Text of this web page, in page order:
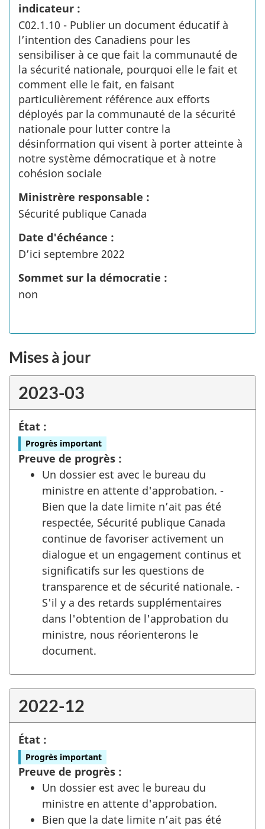
indicateur :
C02.1.10 - Publier un document éducatif à
l’intention des Canadiens pour les
sensibiliser à ce que fait la communauté de
la sécurité nationale, pourquoi elle le fait et
comment elle le fait, en faisant
particulièrement référence aux efforts
déployés par la communauté de la sécurité
nationale pour lutter contre la
désinformation qui visent à porter atteinte à
notre système démocratique et à notre
cohésion sociale
Ministrère responsable :
Sécurité publique Canada
Date d'échéance :
D’ici septembre 2022
Sommet sur la démocratie :
non
Mises à jour
2023-03
État :
Progrès important
Preuve de progrès :
Un dossier est avec le bureau du
ministre en attente d'approbation. -
Bien que la date limite n’ait pas été
respectée, Sécurité publique Canada
continue de favoriser activement un
dialogue et un engagement continus et
significatifs sur les questions de
transparence et de sécurité nationale. -
S'il y a des retards supplémentaires
dans l'obtention de l'approbation du
ministre, nous réorienterons le
document.
2022-12
État :
Progrès important
Preuve de progrès :
Un dossier est avec le bureau du
ministre en attente d'approbation.
Bien que la date limite n’ait pas été